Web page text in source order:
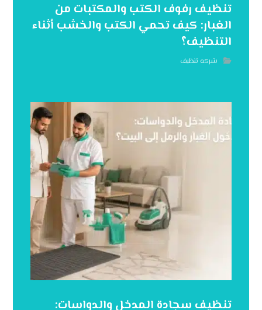
تنظيف رفوف الكتب والمكتبات من
الغبار: كيف تحمي الكتب والخشب أثناء
التنظيف؟
شركه تنظيف
تنظيف سجادة المدخل والدواسات: